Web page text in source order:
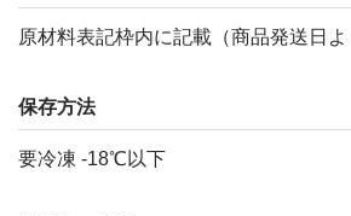
原材料表記枠内に記載（商品発送日よ
保存方法
要冷凍 -18℃以下